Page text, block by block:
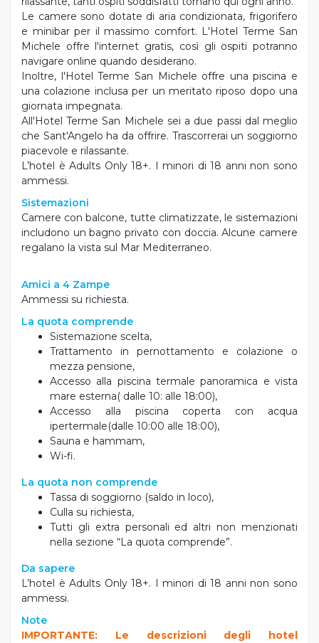
Le camere sono dotate di aria condizionata, frigorifero
e minibar per il massimo comfort. L'Hotel Terme San
Michele offre l'internet gratis, così gli ospiti potranno
navigare online quando desiderano.
Inoltre, l'Hotel Terme San Michele offre una piscina e
una colazione inclusa per un meritato riposo dopo una
giornata impegnata.
All'Hotel Terme San Michele sei a due passi dal meglio
che Sant'Angelo ha da offrire. Trascorrerai un soggiorno
piacevole e rilassante.
L’hotel è Adults Only 18+. I minori di 18 anni non sono
ammessi.
Sistemazioni
Camere con balcone, tutte climatizzate, le sistemazioni
includono un bagno privato con doccia. Alcune camere
regalano la vista sul Mar Mediterraneo.
Amici a 4 Zampe
Ammessi su richiesta.
La quota comprende
Sistemazione scelta,
Trattamento in pernottamento e colazione o
mezza pensione,
Accesso alla piscina termale panoramica e vista
mare esterna( dalle 10: alle 18:00),
Accesso alla piscina coperta con acqua
ipertermale(dalle 10:00 alle 18:00),
Sauna e hammam,
Wi-fi.
La quota non comprende
Tassa di soggiorno (saldo in loco),
Culla su richiesta,
Tutti gli extra personali ed altri non menzionati
nella sezione “La quota comprende”.
Da sapere
L’hotel è Adults Only 18+. I minori di 18 anni non sono
ammessi.
Note
IMPORTANTE: Le descrizioni degli hotel